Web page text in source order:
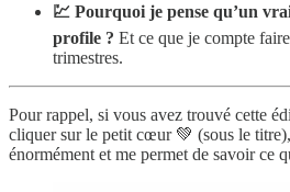
💹 Pourquoi je pense qu’un
profile ? Et ce que je compte
trimestres.
Pour rappel, si vous avez trouvé cette
cliquer sur le petit cœur 💚 (sous le
énormément et me permet de savoir ce